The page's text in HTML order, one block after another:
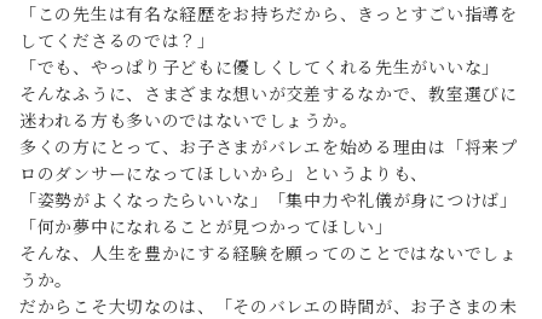
「この先生は有名な経歴をお持ちだから、きっとすごい指導を
してくださるのでは？」
「でも、やっぱり子どもに優しくしてくれる先生がいいな」
そんなふうに、さまざまな想いが交差するなかで、教室選びに
迷われる方も多いのではないでしょうか。
多くの方にとって、お子さまがバレエを始める理由は「将来プ
ロのダンサーになってほしいから」というよりも、
「姿勢がよくなったらいいな」「集中力や礼儀が身につけば」
「何か夢中になれることが見つかってほしい」
そんな、人生を豊かにする経験を願ってのことではないでしょ
うか。
だからこそ大切なのは、「そのバレエの時間が、お子さまの未